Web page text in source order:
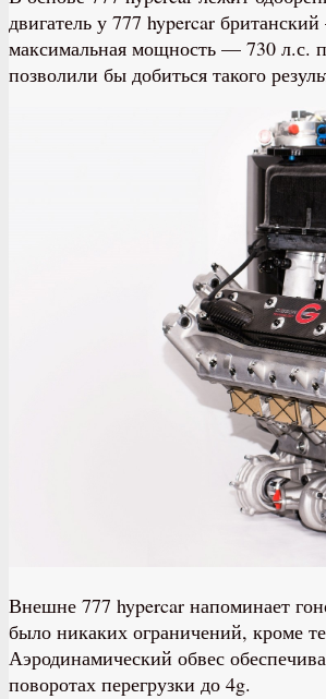
двигатель у 777 hypercar
максимальная мощность — 730 л.с.
позволили бы добиться такого
Внешне 777 hypercar напоминает
было никаких ограничений, кроме
Аэродинамический обвес
поворотах перегрузки до 4g.